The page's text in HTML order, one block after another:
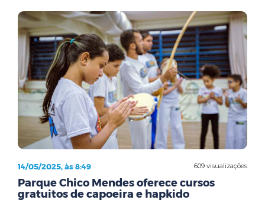
609 visualizações
14/05/2025, às 8:49
Parque Chico Mendes oferece cursos
gratuitos de capoeira e hapkido